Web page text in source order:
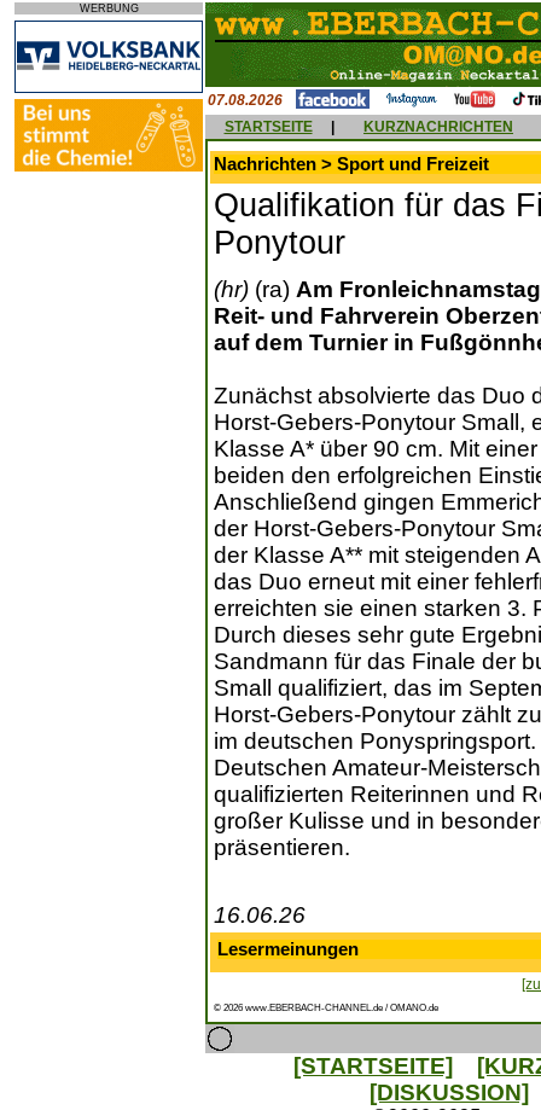
WERBUNG
07.08.2026
STARTSEITE
KURZNACHRICHTEN
Nachrichten > Sport und Freizeit
Qualifikation für das
Ponytour
(hr) (ra) Am
Reit- und Fahrverein
auf dem Turnier in
Zunächst absolvierte das Duo
Horst-Gebers-Ponytour Small,
Klasse A* über 90 cm. Mit
beiden den erfolgreichen
Anschließend gingen
der Horst-Gebers-Ponytour
der Klasse A** mit steigenden
das Duo erneut mit einer
erreichten sie einen starken 3.
Durch dieses sehr gute
Sandmann für das Finale der
Small qualifiziert, das im
Horst-Gebers-Ponytour zählt
im deutschen
Deutschen Amateur-
qualifizierten Reiterinnen und
großer Kulisse und in
präsentieren.
16.06.26
Lesermeinungen
© 2026 www.EBERBACH-CHANNEL.de / OMANO.de
[STARTSEITE]
[DISKUSSION]